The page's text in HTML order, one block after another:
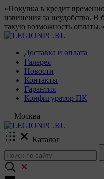
«Покупка в кредит
извинения за неудобства.
такую возможность оплаты.»
Доставка и оплата
Галерея
Новости
Контакты
Гарантия
Конфигуратор ПК
Москва
Каталог